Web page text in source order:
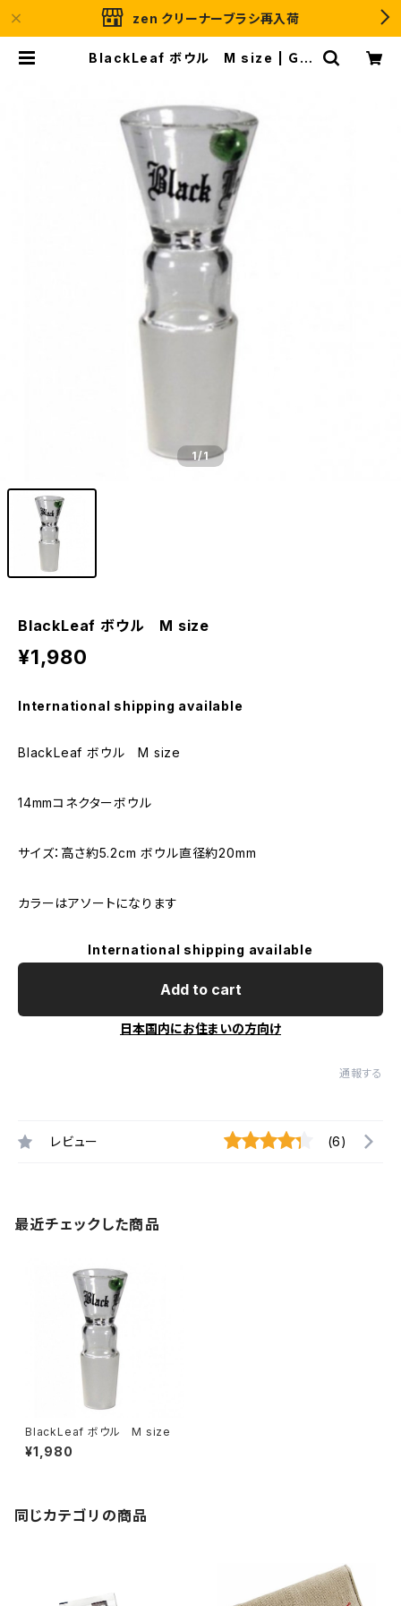
zen クリーナーブラシ再入荷
BlackLeaf ボウル M size | ＧＲ
1/1
BlackLeaf ボウル M size
¥1,980
International shipping available
BlackLeaf ボウル M size
14mmコネクターボウル
サイズ：高さ約5.2cm ボウル直径約20mm
カラーはアソートになります
International shipping available
Add to cart
日本国内にお住まいの方向け
通報する
レビュー (6)
最近チェックした商品
BlackLeaf ボウル M size
¥1,980
同じカテゴリの商品